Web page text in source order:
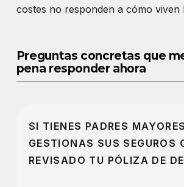
costes no responden a cómo viven
Preguntas concretas que
pena responder ahora
SI TIENES PADRES
GESTIONAS SUS SEGUROS
REVISADO TU PÓLIZA DE